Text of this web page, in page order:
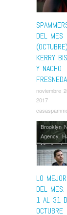
DEL MES
KERRY
Y NACHO
FRESNEDA
noviembre
2017
LO MEJOR
DEL
1 AL 31
OCTUBRE
Brooklyn
Agency,
Mindhunter